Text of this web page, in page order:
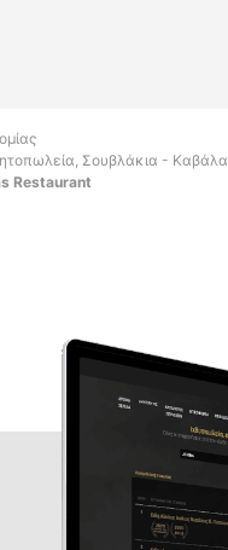
Σουβλάκια - Καβάλα
Restaurant